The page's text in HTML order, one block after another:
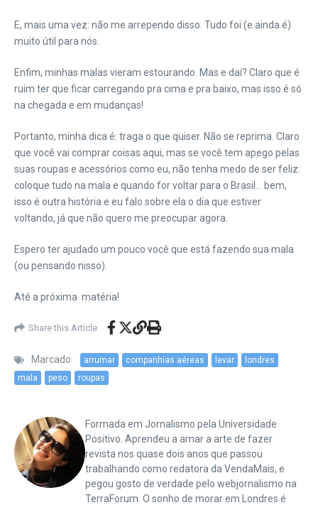
E, mais uma vez: não me arrependo disso. Tudo foi (e ainda é)
muito útil para nós.
Enfim, minhas malas vieram estourando. Mas e daí? Claro que é
ruim ter que ficar carregando pra cima e pra baixo, mas isso é só
na chegada e em mudanças!
Portanto, minha dica é: traga o que quiser. Não se reprima. Claro
que você vai comprar coisas aqui, mas se você tem apego pelas
suas roupas e acessórios como eu, não tenha medo de ser feliz:
coloque tudo na mala e quando for voltar para o Brasil… bem,
isso é outra história e eu falo sobre ela o dia que estiver
voltando, já que não quero me preocupar agora.
Espero ter ajudado um pouco você que está fazendo sua mala
(ou pensando nisso).
Até a próxima matéria!
Share this Article
Marcado: arrumar companhias aéreas levar
londres
mala
peso roupas
Formada em Jornalismo pela Universidade
Positivo. Aprendeu a amar a arte de fazer
revista nos quase dois anos que passou
trabalhando como redatora da VendaMais, e
pegou gosto de verdade pelo webjornalismo na
TerraForum. O sonho de morar em Londres é